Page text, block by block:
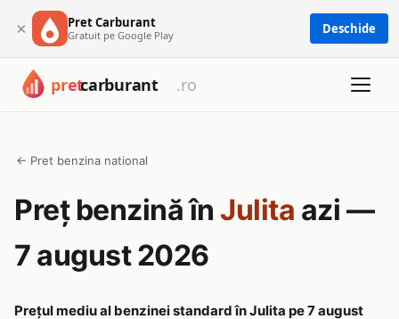
× Pret Carburant
Gratuit pe Google Play Deschide
← Pret benzina national
Preț benzină în Julita azi —
7 august 2026
Prețul mediu al benzinei standard în Julita pe 7 august